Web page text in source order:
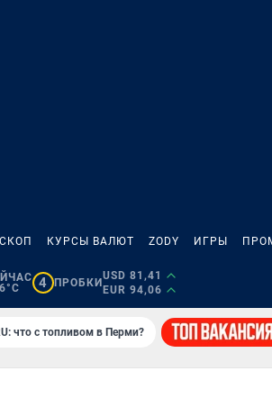
КУРСЫ ВАЛЮТ ZODY ИГРЫ
4 ПРОБКИ
USD 81,41
EUR 94,06
что с топливом в Перми?